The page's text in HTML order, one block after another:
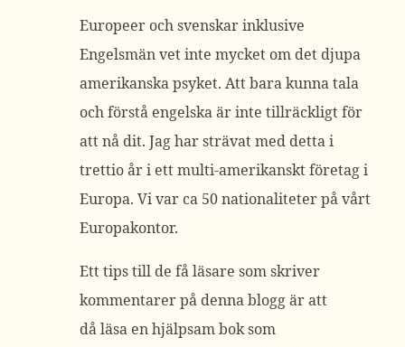
Europeer och svenskar inklusive
Engelsmän vet inte mycket om det djupa
amerikanska psyket. Att bara kunna tala
och förstå engelska är inte tillräckligt för
att nå dit. Jag har strävat med detta i
trettio år i ett multi-amerikanskt företag i
Europa. Vi var ca 50 nationaliteter på vårt
Europakontor.
Ett tips till de få läsare som skriver
kommentarer på denna blogg är att
då läsa en hjälpsam bok som